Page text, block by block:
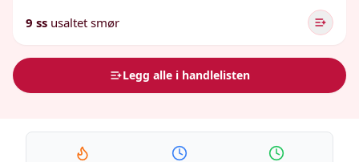
9 ss usaltet smør
Legg alle i handlelisten